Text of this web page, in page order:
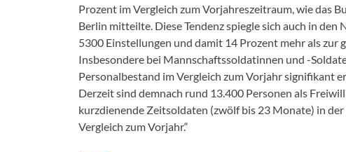
Prozent im Vergleich zum Vorjahreszeitraum, wie das
Berlin mitteilte. Diese Tendenz spiegle sich auch in
5300 Einstellungen und damit 14 Prozent mehr als zur
Insbesondere bei Mannschaftssoldatinnen und -
Personalbestand im Vergleich zum Vorjahr signifikant
Derzeit sind demnach rund 13.400 Personen als
kurzdienende Zeitsoldaten (zwölf bis 23 Monate) in
Vergleich zum Vorjahr.“